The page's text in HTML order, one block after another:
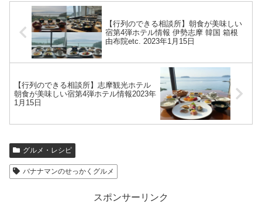
【行列のできる相談所】朝食が美味しい
宿第4弾ホテル情報 伊勢志摩 韓国 箱根
由布院etc. 2023年1月15日
【行列のできる相談所】志摩観光ホテル
朝食が美味しい宿第4弾ホテル情報2023年
1月15日
グルメ・レシピ
バナナマンのせっかくグルメ
スポンサーリンク